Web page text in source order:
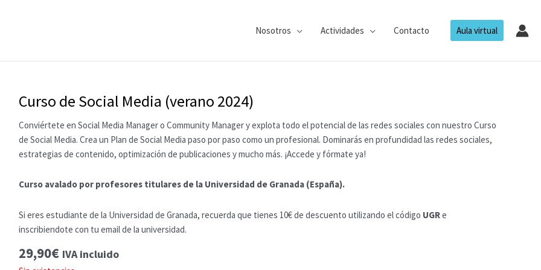
Nosotros Actividades Contacto Aula virtual
Curso de Social Media (verano 2024)
Conviértete en Social Media Manager o Community Manager y explota todo el potencial de las redes sociales con nuestro Curso
de Social Media. Crea un Plan de Social Media paso por paso como un profesional. Dominarás en profundidad las redes sociales,
estrategias de contenido, optimización de publicaciones y mucho más. ¡Accede y fórmate ya!
Curso avalado por profesores titulares de la Universidad de Granada (España).
Si eres estudiante de la Universidad de Granada, recuerda que tienes 10€ de descuento utilizando el código UGRe
inscribiendote con tu email de la universidad.
29,90€ IVA incluido